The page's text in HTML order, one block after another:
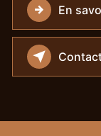
En